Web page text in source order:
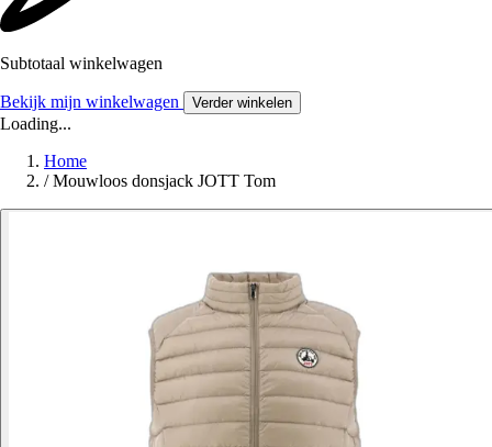
Subtotaal winkelwagen
Bekijk mijn winkelwagen Verder winkelen
Loading...
Home
/ Mouwloos donsjack JOTT Tom